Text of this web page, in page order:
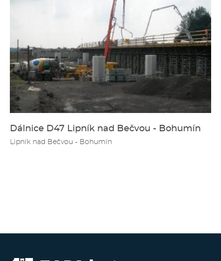
Dálnice D47 Lipník nad Bečvou - Bohumín
Lipník nad Bečvou - Bohumín